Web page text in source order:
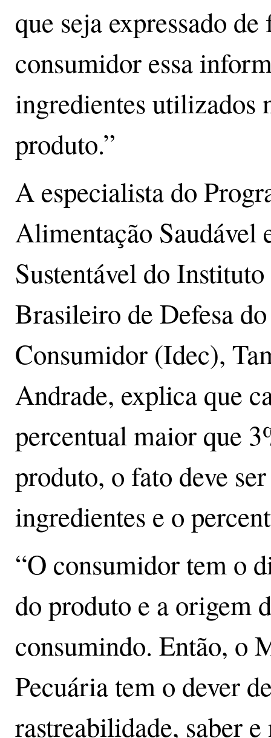
que seja expressado
consumidor essa
ingredientes utilizados
produto.”
A especialista do
Alimentação Saudável
Sustentável do Instituto
Brasileiro de Defesa do
Consumidor (Idec),
Andrade, explica que
percentual maior que
produto, o fato deve
ingredientes e o
“O consumidor tem o
do produto e a origem
consumindo. Então, o
Pecuária tem o dever
rastreabilidade, saber